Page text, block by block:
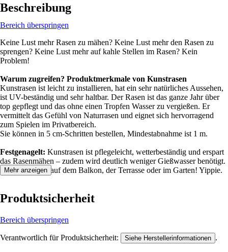
Beschreibung
Bereich überspringen
Keine Lust mehr Rasen zu mähen? Keine Lust mehr den Rasen zu
sprengen? Keine Lust mehr auf kahle Stellen im Rasen? Kein
Problem!
Warum zugreifen? Produktmerkmale von Kunstrasen
Kunstrasen ist leicht zu installieren, hat ein sehr natürliches Aussehen,
ist UV-beständig und sehr haltbar. Der Rasen ist das ganze Jahr über
top gepflegt und das ohne einen Tropfen Wasser zu vergießen. Er
vermittelt das Gefühl von Naturrasen und eignet sich hervorragend
zum Spielen im Privatbereich.
Sie können in 5 cm-Schritten bestellen, Mindestabnahme ist 1 m.
Festgenagelt: Kunstrasen ist pflegeleicht, wetterbeständig und erspart
das Rasenmähen – zudem wird deutlich weniger Gießwasser benötigt.
Rasender Spaß auf dem Balkon, der Terrasse oder im Garten! Yippie.
Mehr anzeigen
Produktsicherheit
Bereich überspringen
Verantwortlich für Produktsicherheit: Siehe Herstellerinformationen .